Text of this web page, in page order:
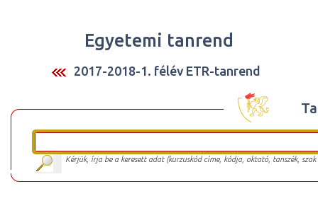
Egyetemi tanrend
2017-2018-1. félév ETR-tanrend
Kérjük, írja be a keresett adat (kurzuskód címe, kódja, oktató, tanszék,